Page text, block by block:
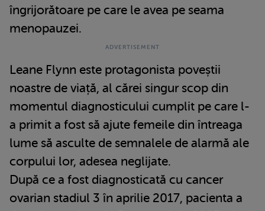
îngrijorătoare pe care le avea pe seama
menopauzei.
Leane Flynn este protagonista poveștii
noastre de viață, al cărei singur scop din
momentul diagnosticului cumplit pe care l-
a primit a fost să ajute femeile din întreaga
lume să asculte de semnalele de alarmă ale
corpului lor, adesea neglijate.
După ce a fost diagnosticată cu cancer
ovarian stadiul 3 în aprilie 2017, pacienta a